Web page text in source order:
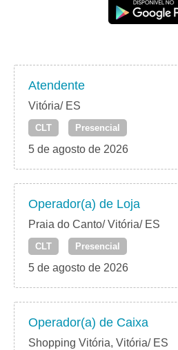
Atendente
Vitória/ ES
CLT Presencial
5 de agosto de 2026
Operador(a) de Loja
Praia do Canto/ Vitória/ ES
CLT Presencial
5 de agosto de 2026
Operador(a) de Caixa
Shopping Vitória, Vitória/ ES